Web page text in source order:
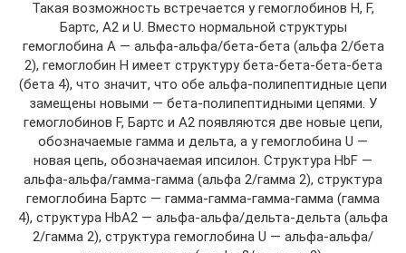
Такая возможность встречается у гемоглобинов H, F,
Бартс, А2 и U. Вместо нормальной структуры
гемоглобина А — альфа-альфа/бета-бета (альфа 2/бета
2), гемоглобин Н имеет структуру бета-бета-бета-бета
(бета 4), что значит, что обе альфа-полипептидные цепи
замещены новыми — бета-полипептидными цепями. У
гемоглобинов F, Бартс и А2 появляются две новые цепи,
обозначаемые гамма и дельта, а у гемоглобина U —
новая цепь, обозначаемая ипсилон. Структура HbF —
альфа-альфа/гамма-гамма (альфа 2/гамма 2), структура
гемоглобина Бартс — гамма-гамма-гамма-гамма (гамма
4), структура HbА2 — альфа-альфа/дельта-дельта (альфа
2/гамма 2), структура гемоглобина U — альфа-альфа/